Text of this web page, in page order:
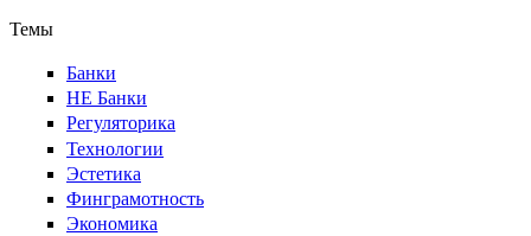
Темы
Банки
НЕ Банки
Регуляторика
Технологии
Эстетика
Финграмотность
Экономика